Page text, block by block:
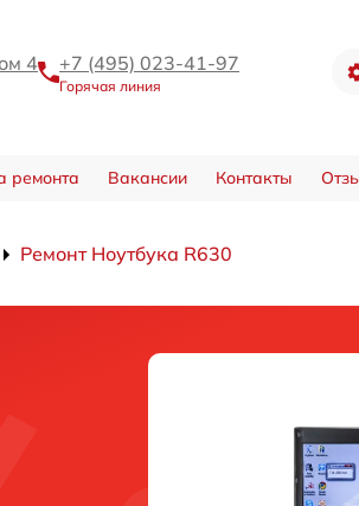
4 +7 (495) 023-41-97
Горячая линия
ремонта Вакансии Контакты
Ремонт Ноутбука R630